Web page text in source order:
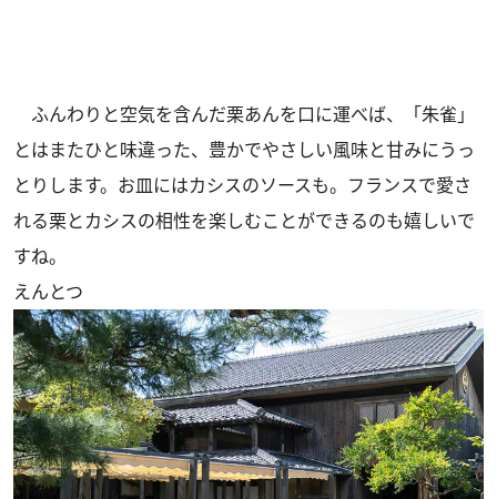
ふんわりと空気を含んだ栗あんを口に運べば、「朱雀」
とはまたひと味違った、豊かでやさしい風味と甘みにうっ
とりします。お皿にはカシスのソースも。フランスで愛さ
れる栗とカシスの相性を楽しむことができるのも嬉しいで
すね。
えんとつ